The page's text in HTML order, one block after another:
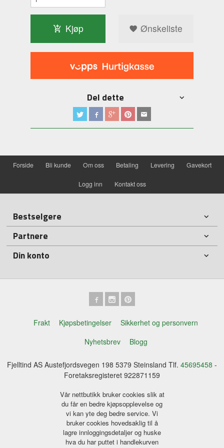
Kjøp Ønskeliste
Del dette
Forside Bli kunde Om oss Betaling Levering Gavekort
Logg inn Kontakt oss
Bestselgere
Partnere
Din konto
Frakt Kjøpsbetingelser
Sikkerhet og personvern
Nyhetsbrev
Blogg
Fjelltind AS Austefjordsvegen 198 5379 Steinsland Tlf. 45695458 -
Foretaksregisteret 922871159
Vår nettbutikk bruker cookies slik at
du får en bedre kjøpsopplevelse og
vi kan yte deg bedre service. Vi
bruker cookies hovedsaklig til å
lagre innloggingsdetaljer og huske
hva du har puttet i handlekurven